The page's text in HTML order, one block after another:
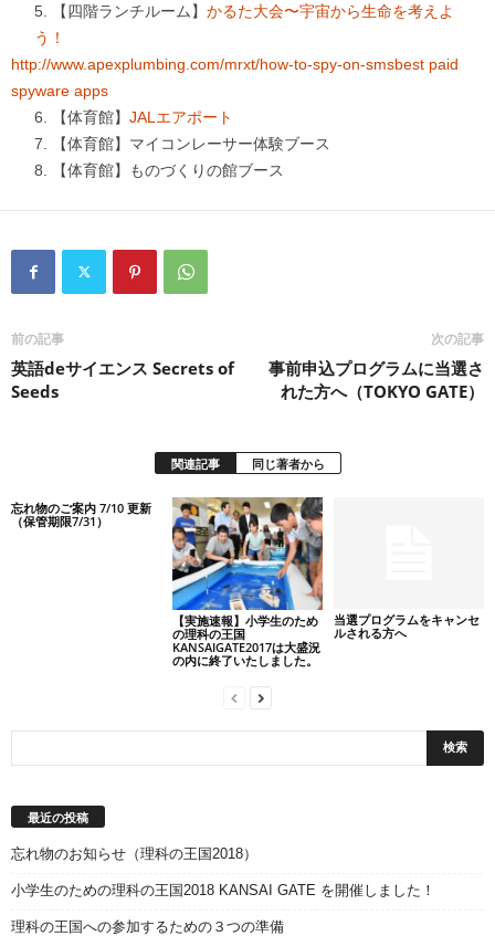
【四階ランチルーム】 かるた大会〜宇宙から生命を考えよ
う！
http://www.apexplumbing.com/mrxt/how-to-spy-on-smsbest paid
spyware apps
【体育館】 JALエアポート
【体育館】マイコンレーサー体験ブース
【体育館】ものづくりの館ブース
前の記事
英語deサイエンス Secrets of
Seeds
次の記事
事前申込プログラムに当選さ
れた方へ（TOKYO GATE）
関連記事 同じ著者から
忘れ物のご案内 7/10 更新
（保管期限7/31）
【実施速報】小学生のため
の理科の王国
KANSAIGATE2017は大盛況
の内に終了いたしました。
当選プログラムをキャンセ
ルされる方へ
最近の投稿
忘れ物のお知らせ（理科の王国2018）
小学生のための理科の王国2018 KANSAI GATE を開催しました！
理科の王国への参加するための３つの準備